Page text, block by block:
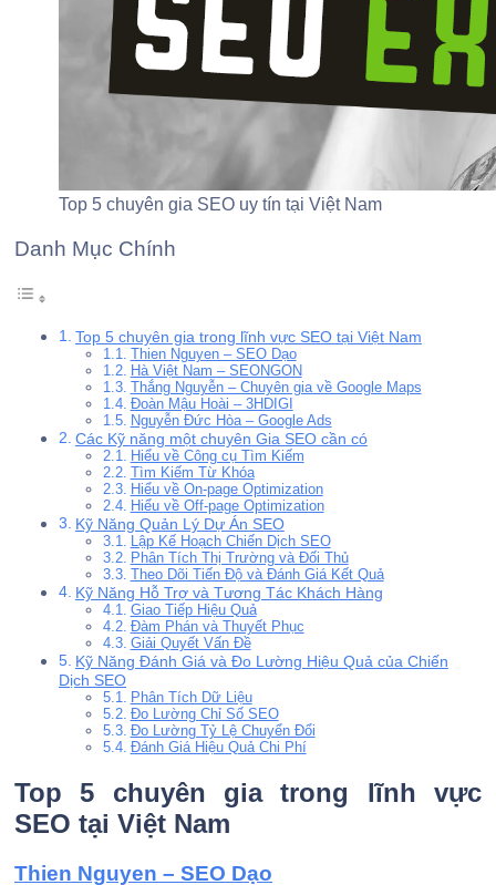
Top 5 chuyên gia SEO uy tín tại Việt Nam
Danh Mục Chính
Top 5 chuyên gia trong lĩnh vực SEO tại Việt Nam
Thien Nguyen – SEO Dạo
Hà Việt Nam – SEONGON
Thắng Nguyễn – Chuyên gia về Google Maps
Đoàn Mậu Hoài – 3HDIGI
Nguyễn Đức Hòa – Google Ads
Các Kỹ năng một chuyên Gia SEO cần có
Hiểu về Công cụ Tìm Kiếm
Tìm Kiếm Từ Khóa
Hiểu về On-page Optimization
Hiểu về Off-page Optimization
Kỹ Năng Quản Lý Dự Án SEO
Lập Kế Hoạch Chiến Dịch SEO
Phân Tích Thị Trường và Đối Thủ
Theo Dõi Tiến Độ và Đánh Giá Kết Quả
Kỹ Năng Hỗ Trợ và Tương Tác Khách Hàng
Giao Tiếp Hiệu Quả
Đàm Phán và Thuyết Phục
Giải Quyết Vấn Đề
Kỹ Năng Đánh Giá và Đo Lường Hiệu Quả của Chiến
Dịch SEO
Phân Tích Dữ Liệu
Đo Lường Chỉ Số SEO
Đo Lường Tỷ Lệ Chuyển Đổi
Đánh Giá Hiệu Quả Chi Phí
Top 5 chuyên gia trong lĩnh vực
SEO tại Việt Nam
Thien Nguyen – SEO Dạo